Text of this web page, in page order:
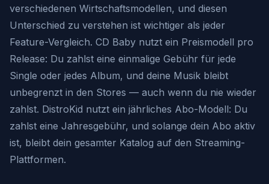
verschiedenen Wirtschaftsmodellen, und diesen
Unterschied zu verstehen ist wichtiger als jeder
Feature-Vergleich. CD Baby nutzt ein Preismodell pro
Release: Du zahlst eine einmalige Gebühr für jede
Single oder jedes Album, und deine Musik bleibt
unbegrenzt in den Stores — auch wenn du nie wieder
zahlst. DistroKid nutzt ein jährliches Abo-Modell: Du
zahlst eine Jahresgebühr, und solange dein Abo aktiv
ist, bleibt dein gesamter Katalog auf den Streaming-
Plattformen.